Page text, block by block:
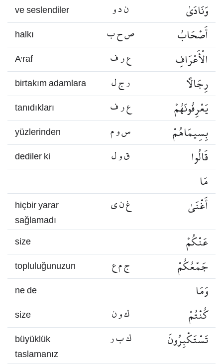
ve seslendiler ن د و وَنَادَىٰ
halkı ص ح ب أَصْحَابُ
A’raf ع ر ف الْأَعْرَافِ
birtakım adamlara ر ج ل رِجَالًا
tanıdıkları ع ر ف يَعْرِفُونَهُمْ
yüzlerinden س و م بِسِيمَاهُمْ
dediler ki ق و ل
قَالُوا
مَا
hiçbir yarar
sağlamadı
غ ن ي أَغْنَىٰ
size عَنْكُمْ
topluluğunuzun ج م ع جَمْعُكُمْ
ne de وَمَا
size ك و ن كُنْتُمْ
büyüklük
taslamanız
ك ب ر تَسْتَكْبِرُونَ